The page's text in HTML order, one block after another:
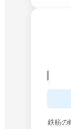
鉄筋の